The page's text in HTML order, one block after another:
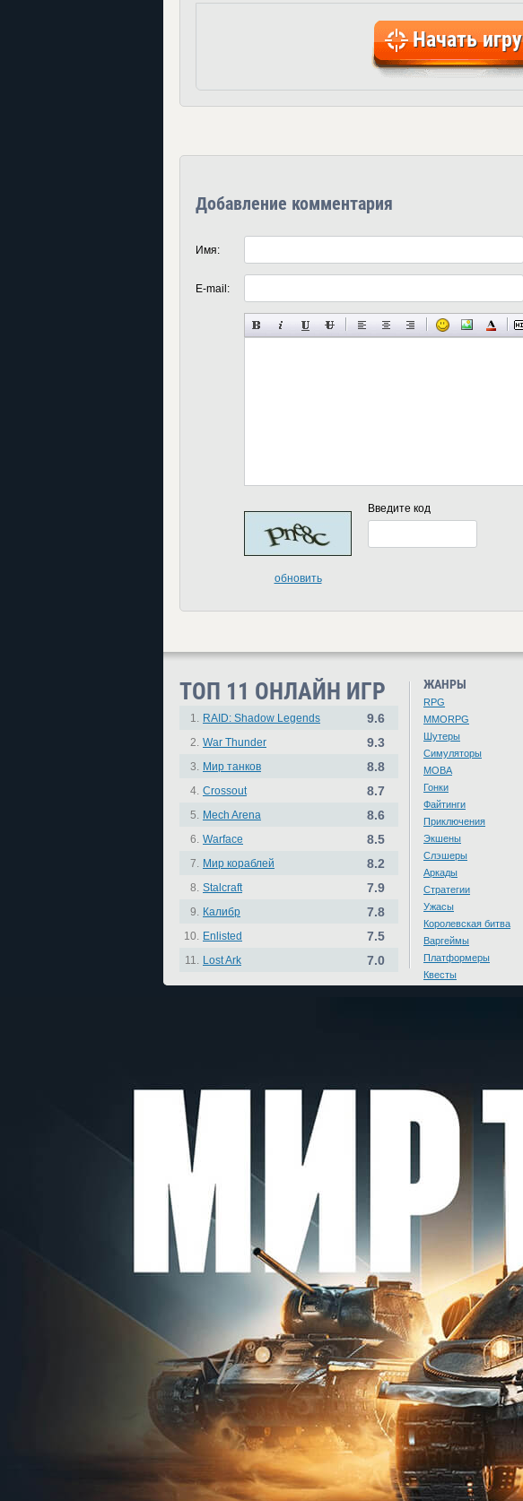
Начать игру
Добавление комментария
Имя:
E-mail:
обновить
Введите код
ТОП 11 ОНЛАЙН ИГР
1. RAID: Shadow Legends 9.6
2. War Thunder 9.3
3. Мир танков 8.8
4. Crossout 8.7
5. Mech Arena 8.6
6. Warface 8.5
7. Мир кораблей 8.2
8. Stalcraft 7.9
9. Калибр 7.8
10. Enlisted 7.5
11. Lost Ark 7.0
ЖАНРЫ
RPG
MMORPG
Шутеры
Симуляторы
MOBA
Гонки
Файтинги
Приключения
Экшены
Слэшеры
Аркады
Стратегии
Ужасы
Королевская битва
Варгеймы
Платформеры
Квесты